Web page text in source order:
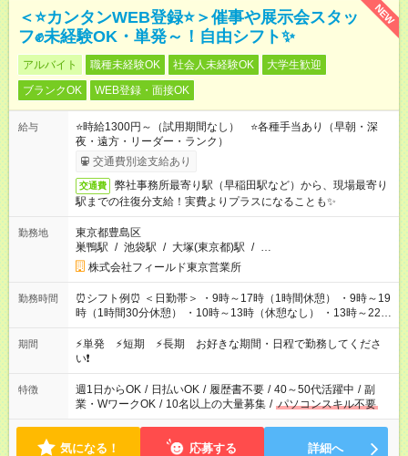
NEW
＜⭐カンタンWEB登録⭐＞催事や展示会スタッ
フ✊未経験OK・単発～！自由シフト✨
アルバイト 職種未経験OK 社会人未経験OK
大学生歓迎
ブランクOK
WEB登録・面接OK
給与
⭐時給1300円～（試用期間なし） ⭐各種手当あり（早朝・深
夜・遠方・リーダー・ランク）
交通費別途支給あり
交通費
弊社事務所最寄り駅（早稲田駅など）から、現場最寄り
駅までの往復分支給！実費よりプラスになることも✨
勤務地
東京都豊島区
巣鴨駅 / 池袋駅 / 大塚(東京都)駅 / …
株式会社フィールド東京営業所
勤務時間
⏰シフト例⏰ ＜日勤帯＞ ・9時～17時（1時間休憩） ・9時～19
時（1時間30分休憩） ・10時～13時（休憩なし） ・13時～22時
（1時間休憩） ＜夜勤帯＞ ・22時～午前2時（休憩なし） ・23
時～午前7時（1時間休憩） ・午前0時～6時（休憩なし） ※案件
や日程により変動があります。 ※なるべく希望シフトに合うよ
う調整しております。
期間
⚡単発 ⚡短期 ⚡長期 お好きな期間・日程で勤務してくださ
い❗
特徴 週1日からOK / 日払いOK / 履歴書不要 / 40～50代活躍中 / 副
業・WワークOK / 10名以上の大量募集 / パソコンスキル不要
気になる！ 応募する 詳細へ